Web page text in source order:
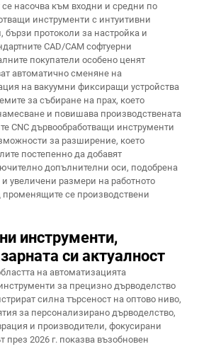
се насочва към входни и средни по
инструменти с интуитивни
бързи протоколи за настройка и
CAD/CAM софтуерни
покупатели особено ценят
автоматично сменяне на
на вакуумни фиксиращи устройства
за събиране на прах, което
и повишава производствената
CNC дървообработващи инструменти
за разширение, което
постепенно да добавят
допълнителни оси, подобрена
увеличени размери на работното
променящите се производствени
инструменти,
си актуалност
на автоматизацията
за прецизно дърводелство
силна търсеност на оптово ниво,
за персонализирано дърводелство,
и производители, фокусирани
през 2026 г. показва възобновен